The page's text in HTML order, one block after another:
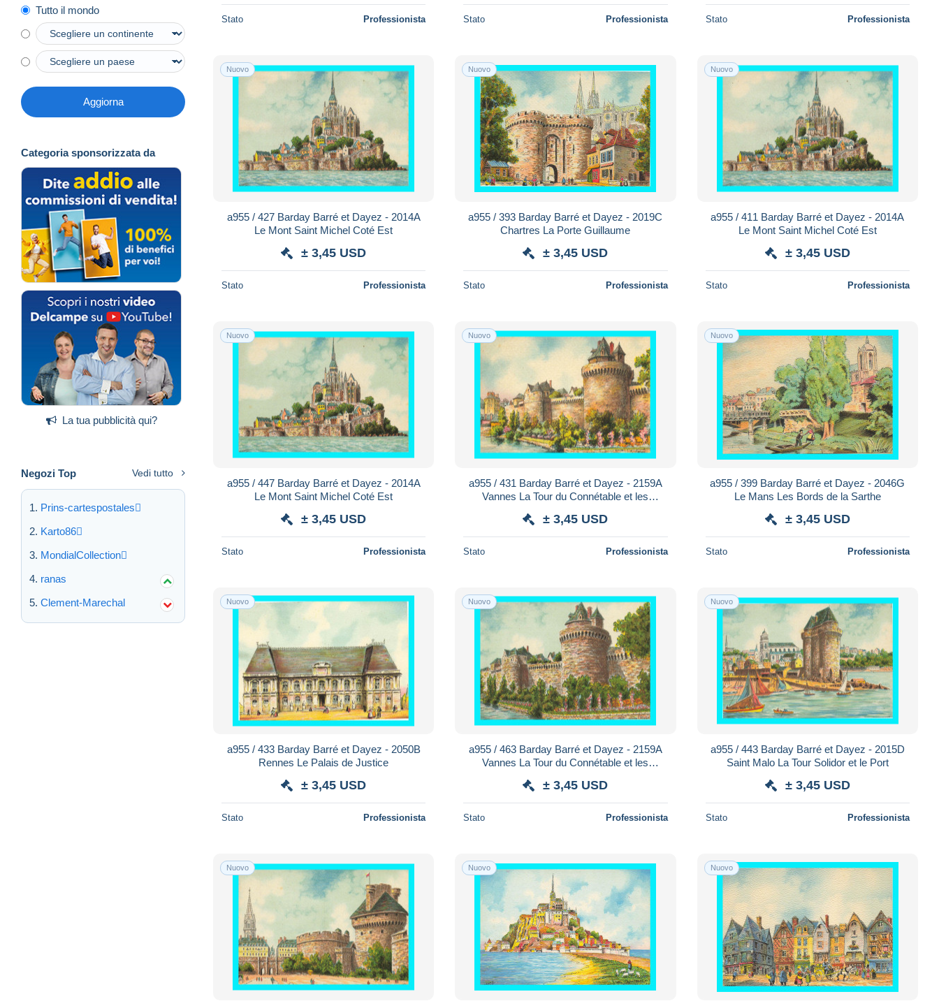
Tutto il mondo
Aggiorna
Categoria sponsorizzata da
La tua pubblicità qui?
Negozi Top Vedi tutto
Prins-cartespostales
Karto86
MondialCollection
ranas
Clement-Marechal
Stato Professionista Stato Professionista Stato Professionista
Nuovo
a955 / 427 Barday Barré et Dayez - 2014A
Le Mont Saint Michel Coté Est
± 3,45 USD
Stato Professionista
Nuovo
a955 / 393 Barday Barré et Dayez - 2019C
Chartres La Porte Guillaume
± 3,45 USD
Stato Professionista
Nuovo
a955 / 411 Barday Barré et Dayez - 2014A
Le Mont Saint Michel Coté Est
± 3,45 USD
Stato Professionista
Nuovo
a955 / 447 Barday Barré et Dayez - 2014A
Le Mont Saint Michel Coté Est
± 3,45 USD
Stato Professionista
Nuovo
a955 / 431 Barday Barré et Dayez - 2159A
Vannes La Tour du Connétable et les
± 3,45 USD
Stato Professionista
Nuovo
a955 / 399 Barday Barré et Dayez - 2046G
Le Mans Les Bords de la Sarthe
± 3,45 USD
Stato Professionista
Nuovo
a955 / 433 Barday Barré et Dayez - 2050B
Rennes Le Palais de Justice
± 3,45 USD
Stato Professionista
Nuovo
a955 / 463 Barday Barré et Dayez - 2159A
Vannes La Tour du Connétable et les
± 3,45 USD
Stato Professionista
Nuovo
a955 / 443 Barday Barré et Dayez - 2015D
Saint Malo La Tour Solidor et le Port
± 3,45 USD
Stato Professionista
Nuovo Nuovo Nuovo